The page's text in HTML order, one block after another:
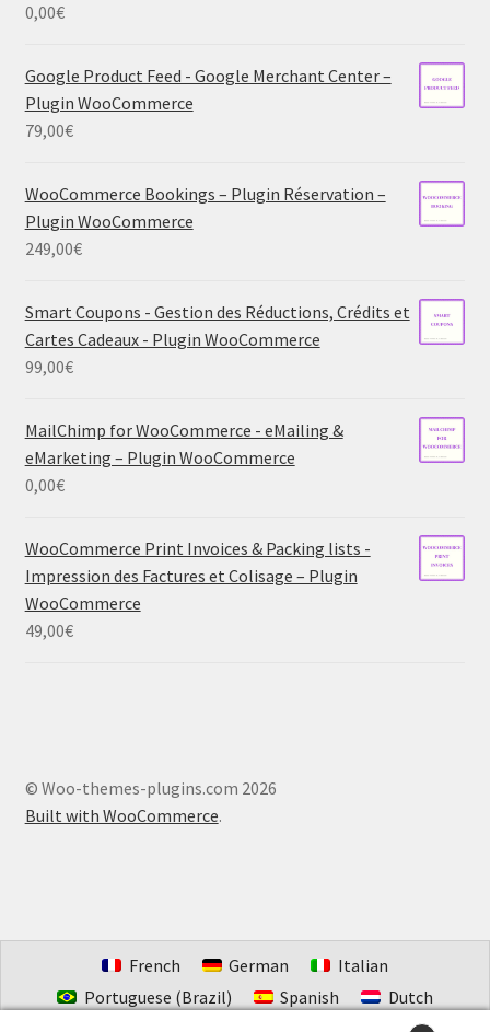
0,00€
Google Product Feed - Google Merchant Center –
Plugin WooCommerce
79,00€
WooCommerce Bookings – Plugin Réservation –
Plugin WooCommerce
249,00€
Smart Coupons - Gestion des Réductions, Crédits et
Cartes Cadeaux - Plugin WooCommerce
99,00€
MailChimp for WooCommerce - eMailing &
eMarketing – Plugin WooCommerce
0,00€
WooCommerce Print Invoices & Packing lists -
Impression des Factures et Colisage – Plugin
WooCommerce
49,00€
© Woo-themes-plugins.com 2026
Built with WooCommerce.
French German
Italian
Portuguese (Brazil)
Spanish
Dutch